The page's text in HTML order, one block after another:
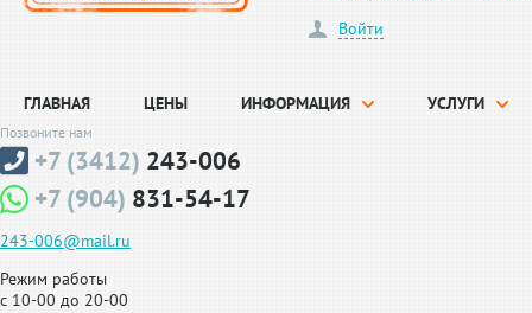
Войти
ГЛАВНАЯ ЦЕНЫ ИНФОРМАЦИЯ УСЛУГИ
Позвоните нам
+7 (3412) 243-006
+7 (904) 831-54-17
243-006@mail.ru
Режим работы
с 10-00 до 20-00